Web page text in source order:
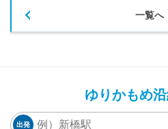
一覧へ
ゆりかもめ
出発